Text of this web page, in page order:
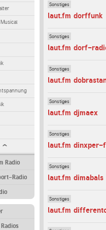
Radio
Radio
Sonstiges
laut.fm dorffunk
Sonstiges
laut.fm dorf-
Sonstiges
laut.fm
Sonstiges
laut.fm djmaex
Sonstiges
laut.fm dinxper-
Sonstiges
laut.fm dimabals
Sonstiges
laut.fm